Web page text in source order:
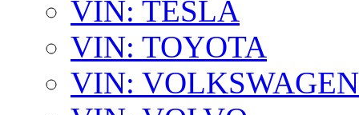
VIN: TESLA
VIN: TOYOTA
VIN: VOLKSWAGEN